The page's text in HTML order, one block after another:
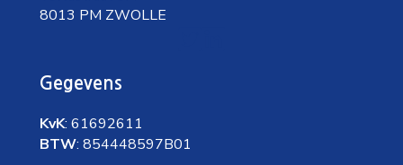
8013 PM ZWOLLE
Gegevens
KvK: 61692611
BTW: 854448597B01